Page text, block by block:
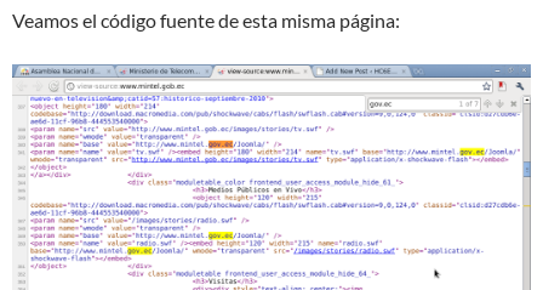
Veamos el código fuente de esta misma página: